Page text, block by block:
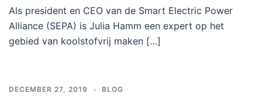
Als president en CEO van de Smart Electric Power
Alliance (SEPA) is Julia Hamm een ​​expert op het
gebied van koolstofvrij maken […]
DECEMBER 27, 2019 BLOG